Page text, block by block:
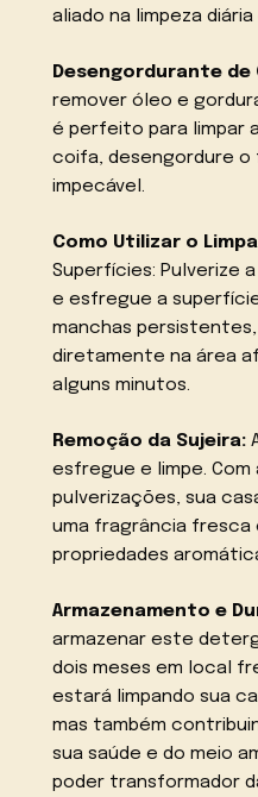
aliado na limpeza diária
Desengordurante de
remover óleo e
é perfeito para limpar
coifa, desengordure
impecável.
Como Utilizar o
Superfícies: Pulverize
e esfregue a
manchas
diretamente na área
alguns minutos.
Remoção da Sujeira:
esfregue e limpe. Com
pulverizações, sua
uma fragrância fresca
propriedades
Armazenamento e
armazenar este
dois meses em local
estará limpando sua
mas também
sua saúde e do meio
poder transformador